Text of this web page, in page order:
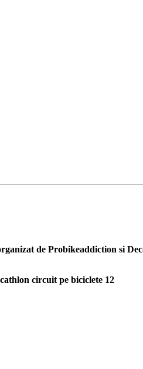
de Probikeaddiction si